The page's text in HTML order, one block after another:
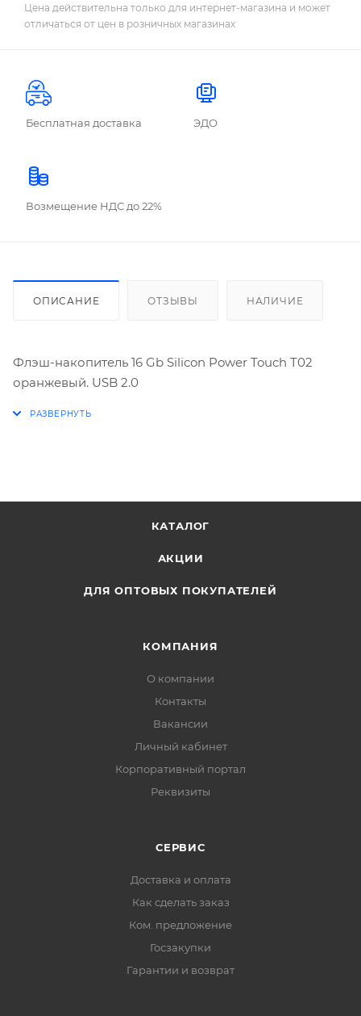
Цена действительна только для интернет-магазина и может
отличаться от цен в розничных магазинах
Бесплатная доставка ЭДО
Возмещение НДС до 22%
ОПИСАНИЕ ОТЗЫВЫ НАЛИЧИЕ
Флэш-накопитель 16 Gb Silicon Power Touch T02
оранжевый. USB 2.0
КАТАЛОГ
АКЦИИ
ДЛЯ ОПТОВЫХ ПОКУПАТЕЛЕЙ
КОМПАНИЯ
О компании
Контакты
Вакансии
Личный кабинет
Корпоративный портал
Реквизиты
СЕРВИС
Доставка и оплата
Как сделать заказ
Ком. предложение
Госзакупки
Гарантии и возврат